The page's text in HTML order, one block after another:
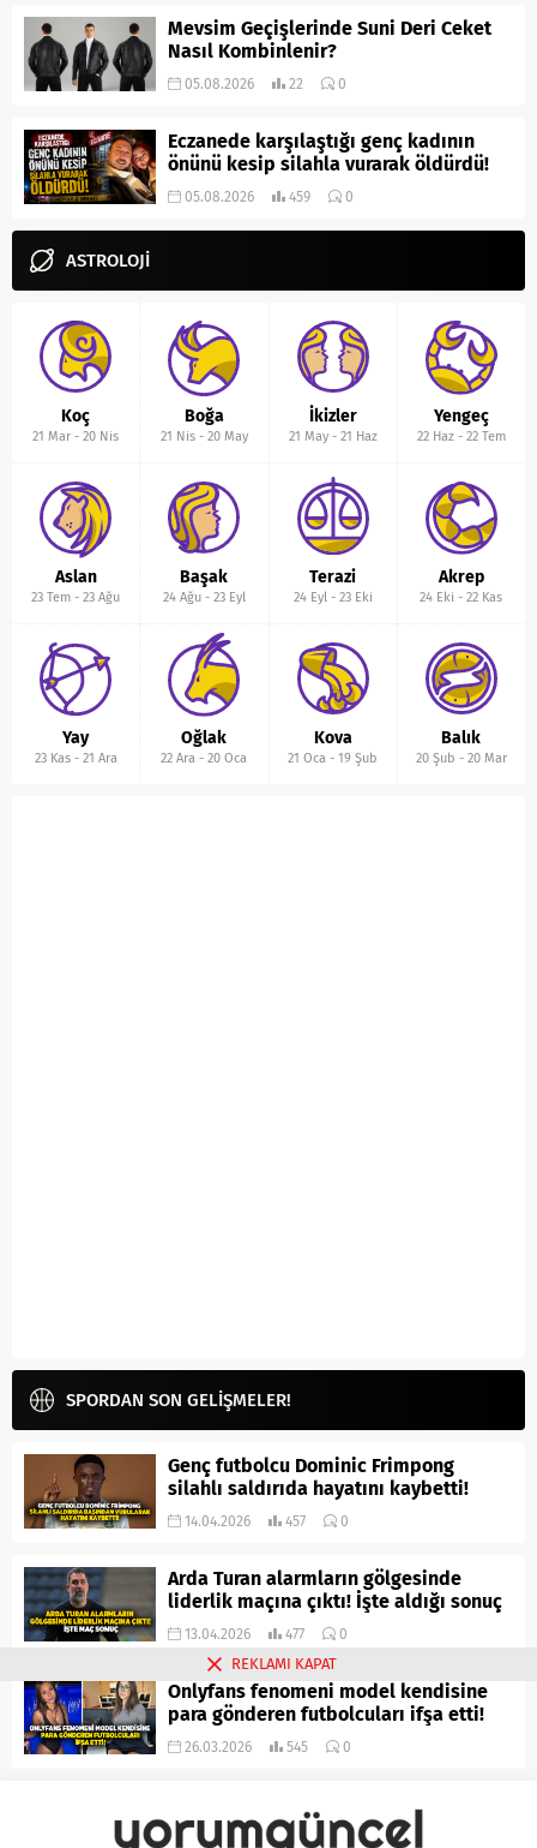
Mevsim Geçişlerinde Suni Deri Ceket
Nasıl Kombinlenir?
05.08.2026 22 0
Eczanede karşılaştığı genç kadının
önünü kesip silahla vurarak öldürdü!
05.08.2026 459 0
ASTROLOJİ
Koç
21 Mar -20 Nis
Boğa
21 Nis- 20 May
İkizler
21 May- 21 Haz
Yengeç
22 Haz- 22 Tem
Aslan
23 Tem -23 Ağu
Başak
24 Ağu- 23 Eyl
Terazi
24 Eyl- 23 Eki
Akrep
24 Eki -22 Kas
Yay
23 Kas- 21 Ara
Oğlak
22 Ara -20 Oca
Kova
21 Oca -19 Şub
Balık
20 Şub - 20 Mar
SPORDAN SON GELİŞMELER!
Genç futbolcu Dominic Frimpong
silahlı saldırıda hayatını kaybetti!
14.04.2026 457 0
Arda Turan alarmların gölgesinde
liderlik maçına çıktı! İşte aldığı sonuç
13.04.2026 477 0
Onlyfans fenomeni model kendisine
para gönderen futbolcuları ifşa etti!
26.03.2026 545 0
REKLAMI KAPAT